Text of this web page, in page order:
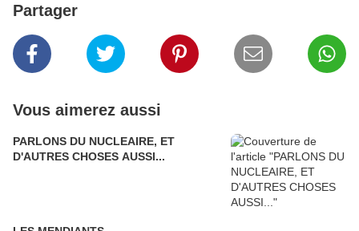
Partager
Vous aimerez aussi
PARLONS DU NUCLEAIRE, ET
D'AUTRES CHOSES AUSSI...